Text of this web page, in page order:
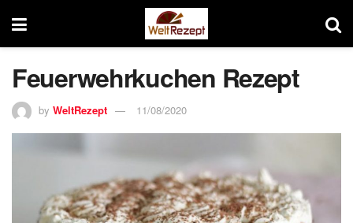
Feuerwehrkuchen Rezept
by WeltRezept 11/08/2020